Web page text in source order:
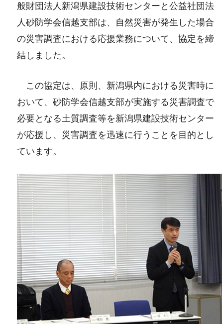
般財団法人新潟県建設技術センターと公益社団法
人砂防学会信越支部は、自然災害が発生した場合
の災害調査における応援業務について、協定を締
結しました。
この協定は、原則、新潟県内における災害時に
おいて、砂防学会信越支部が実施する災害調査で
必要となる土質調査等を新潟県建設技術センター
が応援し、災害調査を迅速に行うことを目的とし
ています。